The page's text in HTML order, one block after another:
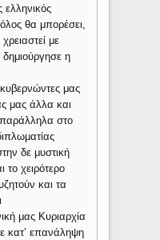
ελληνικός
θα μπορέσει,
με
δημιούργησε η
μας
μας άλλα και
στο
δε μυστική
το χειρότερο
και τα
μας Κυριαρχία
κατ’ επανάληψη